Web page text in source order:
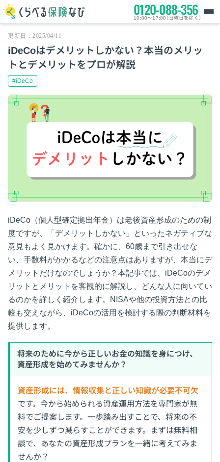
0120-088-356
10:00～17:00（日曜日を除く）
更新日：2025/04/11
iDeCoはデメリットしかない？本当のメリッ
トとデメリットをプロが解説
#iDeCo
iDeCo（個人型確定拠出年金）は老後資産形成のための制
度ですが、「デメリットしかない」といったネガティブな
意見もよく見かけます。確かに、60歳まで引き出せな
い、手数料がかかるなどの注意点はありますが、本当にデ
メリットだけなのでしょうか？本記事では、iDeCoのデメ
リットとメリットを客観的に解説し、どんな人に向いてい
るのかを詳しく紹介します。NISAや他の投資方法との比
較も交えながら、iDeCoの活用を検討する際の判断材料を
提供します。
将来のために今から正しいお金の知識を身につけ、
資産形成を始めてみませんか？
資産形成には、情報収集と正しい知識が必要不可欠
です。今から始められる資産運用方法を専門家が無
料でご提案します。一歩踏み出すことで、将来の不
安を少しずつ減らすことができます。まずは無料相
談で、あなたの資産形成プランを一緒に考えてみま
せんか？